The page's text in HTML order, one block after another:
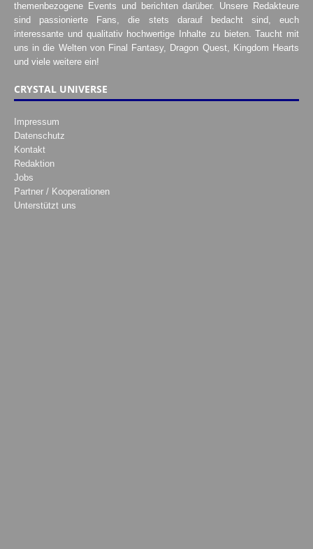
themenbezogene Events und berichten darüber. Unsere Redakteure
sind passionierte Fans, die stets darauf bedacht sind, euch
interessante und qualitativ hochwertige Inhalte zu bieten. Taucht mit
uns in die Welten von Final Fantasy, Dragon Quest, Kingdom Hearts
und viele weitere ein!
CRYSTAL UNIVERSE
Impressum
Datenschutz
Kontakt
Redaktion
Jobs
Partner / Kooperationen
Unterstützt uns